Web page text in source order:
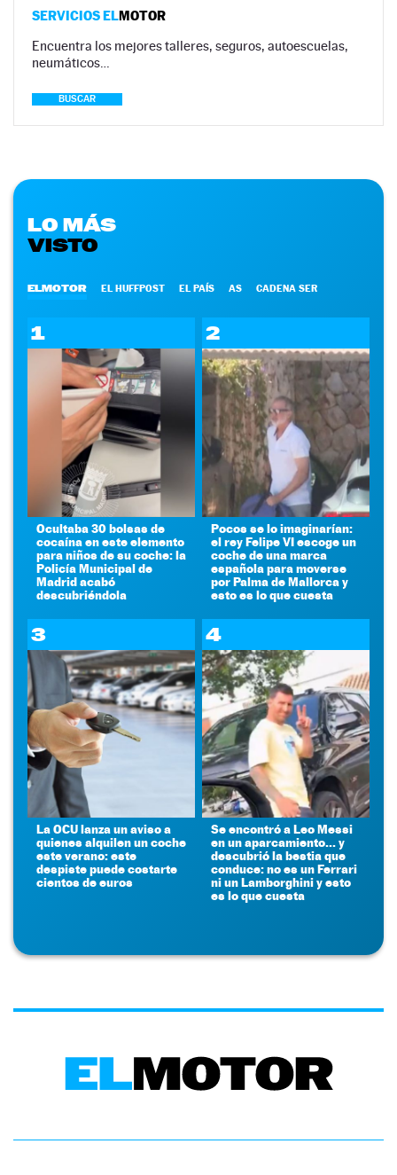
SERVICIOS ELMOTOR
Encuentra los mejores talleres, seguros, autoescuelas,
neumáticos…
BUSCAR
LO MÁS
VISTO
ELMOTOR EL HUFFPOST EL PAÍS AS CADENA SER
1
Ocultaba 30 bolsas de
cocaína en este elemento
para niños de su coche: la
Policía Municipal de
Madrid acabó
descubriéndola
2
Pocos se lo imaginarían:
el rey Felipe VI escoge un
coche de una marca
española para moverse
por Palma de Mallorca y
esto es lo que cuesta
3
La OCU lanza un aviso a
quienes alquilen un coche
este verano: este
despiste puede costarte
cientos de euros
4
Se encontró a Leo Messi
en un aparcamiento... y
descubrió la bestia que
conduce: no es un Ferrari
ni un Lamborghini y esto
es lo que cuesta